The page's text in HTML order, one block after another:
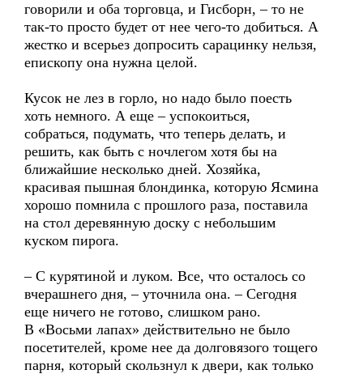
говорили и оба торговца, и Гисборн, – то не
так-то просто будет от нее чего-то добиться. А
жестко и всерьез допросить сарацинку нельзя,
епископу она нужна целой.
Кусок не лез в горло, но надо было поесть
хоть немного. А еще – успокоиться,
собраться, подумать, что теперь делать, и
решить, как быть с ночлегом хотя бы на
ближайшие несколько дней. Хозяйка,
красивая пышная блондинка, которую Ясмина
хорошо помнила с прошлого раза, поставила
на стол деревянную доску с небольшим
куском пирога.
– С курятиной и луком. Все, что осталось со
вчерашнего дня, – уточнила она. – Сегодня
еще ничего не готово, слишком рано.
В «Восьми лапах» действительно не было
посетителей, кроме нее да долговязого тощего
парня, который скользнул к двери, как только